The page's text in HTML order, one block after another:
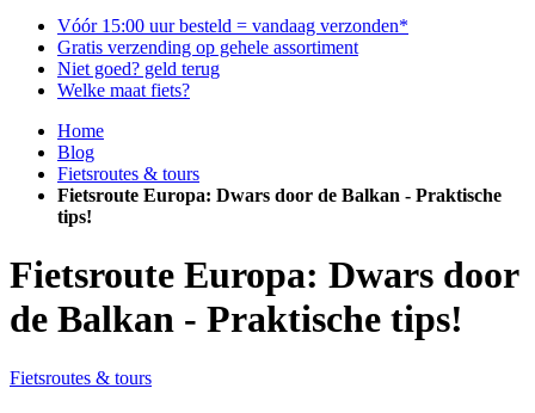
Vóór 15:00 uur besteld = vandaag verzonden*
Gratis verzending op gehele assortiment
Niet goed? geld terug
Welke maat fiets?
Home
Blog
Fietsroutes & tours
Fietsroute Europa: Dwars door de Balkan - Praktische
tips!
Fietsroute Europa: Dwars door
de Balkan - Praktische tips!
Fietsroutes & tours